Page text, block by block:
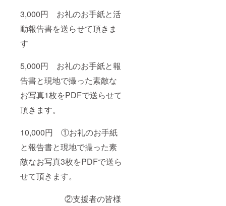
3,000円 お礼のお手紙と活
動報告書を送らせて頂きま
す
5,000円 お礼のお手紙と報
告書と現地で撮った素敵な
お写真1枚をPDFで送らせて
頂きます。
10,000円 ①お礼のお手紙
と報告書と現地で撮った素
敵なお写真3枚をPDFで送ら
せて頂きます。
②支援者の皆様